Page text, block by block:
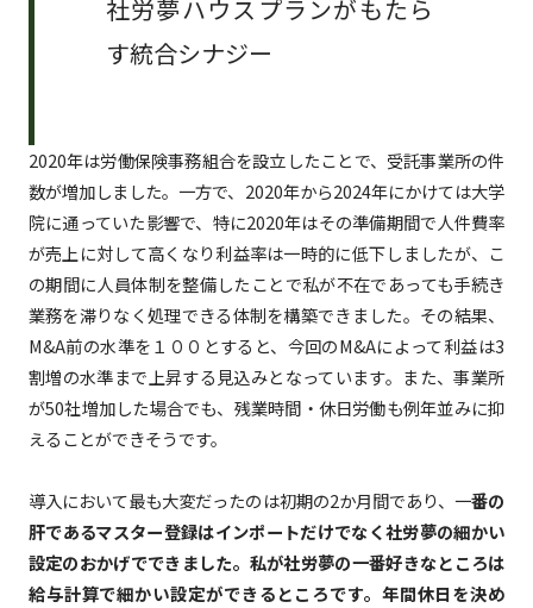
社労夢ハウスプランがもたら
す統合シナジー
2020年は労働保険事務組合を設立したことで、受託事業所の件
数が増加しました。一方で、2020年から2024年にかけては大学
院に通っていた影響で、特に2020年はその準備期間で人件費率
が売上に対して高くなり利益率は一時的に低下しましたが、こ
の期間に人員体制を整備したことで私が不在であっても手続き
業務を滞りなく処理できる体制を構築できました。その結果、
M&A前の水準を１００とすると、今回のM&Aによって利益は3
割増の水準まで上昇する見込みとなっています。また、事業所
が50社増加した場合でも、残業時間・休日労働も例年並みに抑
えることができそうです。
導入において最も大変だったのは初期の2か月間であり、一番の
肝であるマスター登録はインポートだけでなく社労夢の細かい
設定のおかげでできました。私が社労夢の一番好きなところは
給与計算で細かい設定ができるところです。年間休日を決め